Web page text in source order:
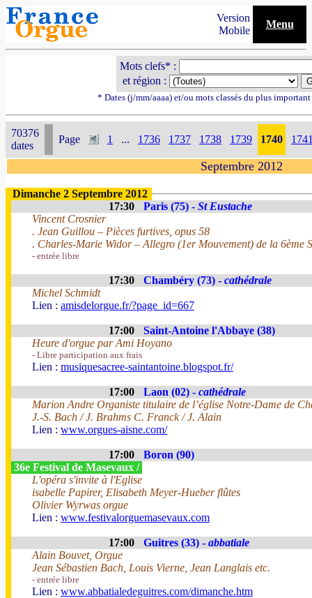
Version
Mobile
Menu
Mots clefs* :
et région :
* Dates (j/mm/aaaa) et/ou mots classés du plus
70376
dates
Page 1 ... 1736 1737 1738 1739 1740
Septembre 2012
Dimanche 2 Septembre 2012
17:30
Paris (75) - St Eustache
Vincent Crosnier
. Jean Guillou – Pièces furtives, opus 58
. Charles-Marie Widor – Allegro (1er Mouvement) de la 6ème
- entrée libre
17:30 Chambéry (73) - cathédrale
Michel Schmidt
Lien : amisdelorgue.fr/?page_id=667
17:00
Saint-Antoine l'Abbaye (38)
Heure d'orgue par Ami Hoyano
- Libre participation aux frais
Lien : musiquesacree-saintantoine.blogspot.fr/
17:00 Laon (02) - cathédrale
Marion Andre Organiste titulaire de l’église Notre-Dame de
J.-S. Bach / J. Brahms C. Franck / J. Alain
Lien : www.orgues-aisne.com/
17:00
Boron (90)
36e Festival de Masevaux /
L'opéra s'invite à l'Eglise
isabelle Papirer, Elisabeth Meyer-Hueber flûtes
Olivier Wyrwas orgue
Lien : www.festivalorguemasevaux.com
17:00 Guitres (33) - abbatiale
Alain Bouvet, Orgue
Jean Sébastien Bach, Louis Vierne, Jean Langlais etc.
- entrée libre
Lien : www.abbatialedeguitres.com/dimanche.htm